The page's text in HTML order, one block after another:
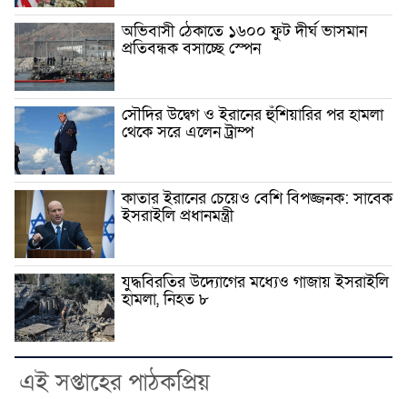
অভিবাসী ঠেকাতে ১৬০০ ফুট দীর্ঘ ভাসমান
প্রতিবন্ধক বসাচ্ছে স্পেন
সৌদির উদ্বেগ ও ইরানের হুঁশিয়ারির পর হামলা
থেকে সরে এলেন ট্রাম্প
কাতার ইরানের চেয়েও বেশি বিপজ্জনক: সাবেক
ইসরাইলি প্রধানমন্ত্রী
যুদ্ধবিরতির উদ্যোগের মধ্যেও গাজায় ইসরাইলি
হামলা, নিহত ৮
এই সপ্তাহের পাঠকপ্রিয়